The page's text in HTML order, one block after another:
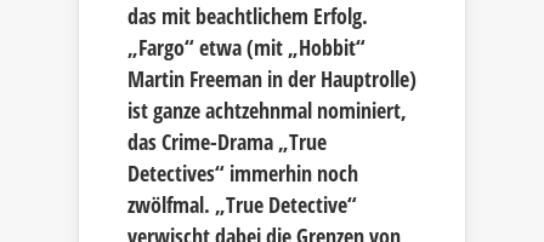
das mit beachtlichem Erfolg.
„Fargo“ etwa (mit „Hobbit“
Martin Freeman in der Hauptrolle)
ist ganze achtzehnmal nominiert,
das Crime-Drama „True
Detectives“ immerhin noch
zwölfmal. „True Detective“
verwischt dabei die Grenzen von